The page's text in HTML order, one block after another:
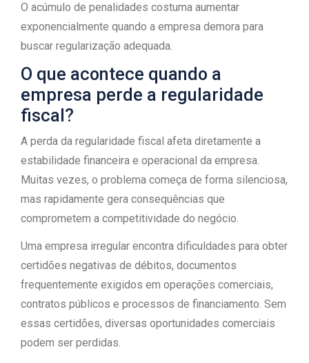
O acúmulo de penalidades costuma aumentar
exponencialmente quando a empresa demora para
buscar regularização adequada.
O que acontece quando a
empresa perde a regularidade
fiscal?
A perda da regularidade fiscal afeta diretamente a
estabilidade financeira e operacional da empresa.
Muitas vezes, o problema começa de forma silenciosa,
mas rapidamente gera consequências que
comprometem a competitividade do negócio.
Uma empresa irregular encontra dificuldades para obter
certidões negativas de débitos, documentos
frequentemente exigidos em operações comerciais,
contratos públicos e processos de financiamento. Sem
essas certidões, diversas oportunidades comerciais
podem ser perdidas.